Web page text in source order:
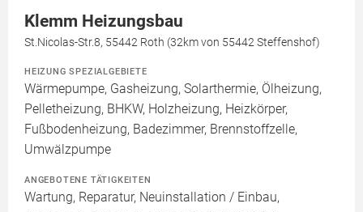
Klemm Heizungsbau
St.Nicolas-Str.8, 55442 Roth (32km von 55442 Steffenshof)
HEIZUNG SPEZIALGEBIETE
Wärmepumpe, Gasheizung, Solarthermie, Ölheizung,
Pelletheizung, BHKW, Holzheizung, Heizkörper,
Fußbodenheizung, Badezimmer, Brennstoffzelle,
Umwälzpumpe
ANGEBOTENE TÄTIGKEITEN
Wartung, Reparatur, Neuinstallation / Einbau,